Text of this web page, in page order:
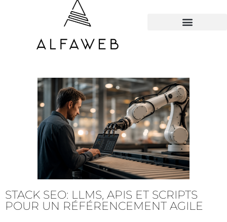
STACK SEO: LLMS, APIS ET SCRIPTS
POUR UN RÉFÉRENCEMENT AGILE